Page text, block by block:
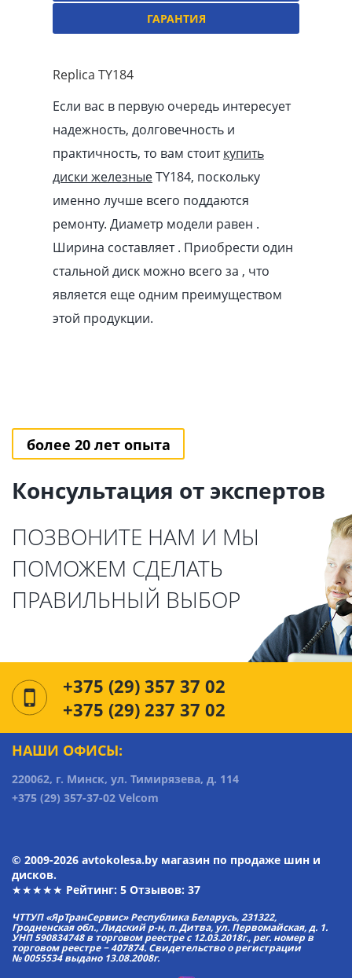
ГАРАНТИЯ
Replica TY184
Если вас в первую очередь интересует
надежность, долговечность и
практичность, то вам стоиткупить
диски железныеTY184, поскольку
именно лучше всего поддаются
ремонту. Диаметр модели равен .
Ширина составляет . Приобрести один
стальной диск можно всего за , что
является еще одним преимуществом
этой продукции.
более 20 лет опыта
Консультация от экспертов
ПОЗВОНИТЕ НАМ И МЫ
ПОМОЖЕМ СДЕЛАТЬ
ПРАВИЛЬНЫЙ ВЫБОР
+375 (29) 357 37 02
+375 (29) 237 37 02
НАШИ ОФИСЫ:
220062, г. Минск, ул. Тимирязева, д. 114
+375 (29) 357-37-02 Velcom
© 2009-2026 avtokolesa.by магазин по продаже шин и
дисков.
★★★★★ Рейтинг: 5 Отзывов: 37
ЧТТУП «ЯрТранСервис» Республика Беларусь, 231322,
Гродненская обл., Лидский р-н, п. Дитва, ул. Первомайская, д. 1.
УНП 590834748 в торговом реестре с 12.03.2018г., рег. номер в
торговом реестре − 407874. Свидетельство о регистрации
№ 0055534 выдано 13.08.2008г.